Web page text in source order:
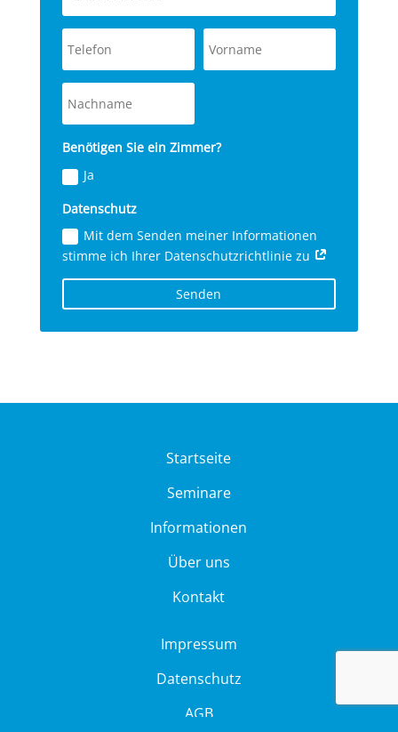
Benö­ti­gen Sie ein Zim­mer?
Ja
Daten­schutz
Mit dem Sen­den mei­ner Infor­ma­tio­nen
stim­me ich Ihrer Daten­schutz­richt­li­nie zu
Sen­den
Startseite
Seminare
Informationen
Über uns
Kontakt
Impressum
Datenschutz
AGB